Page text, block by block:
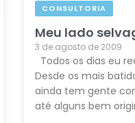
CONSULTORIA
Meu lado
3 de agosto de 2009
Todos os dias eu
Desde os mais
ainda tem gente
até alguns bem